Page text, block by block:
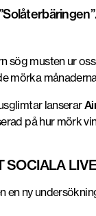
sög musten ur
mörka
lanserar
på hur mörk
SOCIALA
en ny